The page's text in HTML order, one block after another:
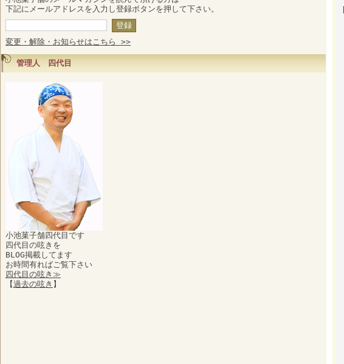
下記にメールアドレスを入力し登録ボタンを押して下さい。
変更・解除・お知らせはこちら >>
管理人 四代目
小池菓子舗四代目です
四代目の呟きを
BLOG掲載してます
お時間有ればご覧下さい
四代目の呟き≫
【過去の呟き 】